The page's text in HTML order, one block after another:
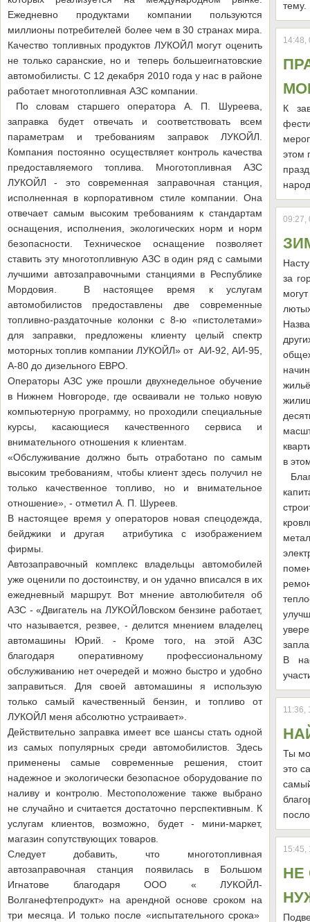
Ежедневно продуктами компании пользуются
миллионы потребителей более чем в 30 странах мира.
Качество топливных продуктов ЛУКОЙЛ могут оценить
не только саранские, но и теперь большеигнатовские
автомобилисты. С 12 декабря 2010 года у нас в районе
работает многотопливная АЗС компании.
По словам старшего оператора А. П. Шуреева,
заправка будет отвечать и соответствовать всем
параметрам и требованиям заправок ЛУКОЙЛ.
Компания постоянно осуществляет контроль качества
предоставляемого топлива. Многотопливная АЗС
ЛУКОЙЛ - это современная заправочная станция,
исполненная в корпоративном стиле компании. Она
отвечает самым высоким требованиям к стандартам
оснащения, исполнения, экологических норм и норм
безопасности. Техническое оснащение позволяет
ставить эту многотопливную АЗС в один ряд с самыми
лучшими автозаправочными станциями в Республике
Мордовия. В настоящее время к услугам
автомобилистов предоставлены две современные
топливно-раздаточные колонки с 8-ю «пистолетами»
для заправки, предложены клиенту целый спектр
моторных топлив компании ЛУКОЙЛ» от АИ-92, АИ-95,
А-80 до дизельного ЕВРО.
Операторы АЗС уже прошли двухнедельное обучение
в Нижнем Новгороде, где осваивали не только новую
компьютерную программу, но проходили специальные
курсы, касающиеся качественного сервиса и
внимательного отношения к клиентам.
«Обслуживание должно быть отработано по самым
высоким требованиям, чтобы клиент здесь получил не
только качественное топливо, но и внимательное
отношение», - отметил А. П. Шуреев.
В настоящее время у операторов новая спецодежда,
бейджики и другая атрибутика с изображением
фирмы.
Автозаправочный комплекс владельцы автомобилей
уже оценили по достоинству, и он удачно вписался в их
ежедневный маршрут. Вот мнение автолюбителя об
АЗС - «Двигатель на ЛУКОЙЛовском бензине работает,
что называется, резвее, - делится мнением владелец
автомашины Юрий. - Кроме того, на этой АЗС
благодаря оперативному профессиональному
обслуживанию нет очередей и можно быстро и удобно
заправиться. Для своей автомашины я использую
только самый качественный бензин, и топливо от
ЛУКОЙЛ меня абсолютно устраивает».
Действительно заправка имеет все шансы стать одной
из самых популярных среди автомобилистов. Здесь
применены самые современные решения, стоит
надежное и экологически безопасное оборудование по
наливу и контролю. Местоположение также выбрано
не случайно и считается достаточно перспективным. К
услугам клиентов, возможно, будет - мини-маркет,
магазин сопутствующих товаров.
Следует добавить, что многотопливная
автозаправочная станция появилась в Большом
Игнатове благодаря ООО « ЛУКОЙЛ-
Волганефтепродукт» на арендной основе сроком на
три месяца. И только после «испытательного срока»
тему.
14:48,
К
этом
09:27,
за
в
В
11:36,
Ты
это
15:45,
НЕ